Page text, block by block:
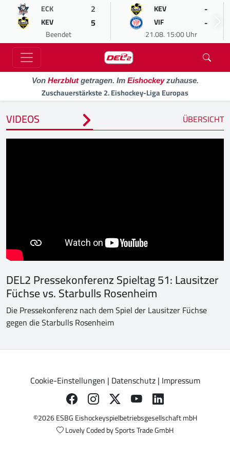
ECK 2
KEV 5
Beendet
KEV -
VIF -
21.08. 15:00 Uhr
Von Herzblutgetragen. Im Eishockeyzuhause.
Zuschauerstärkste 2. Eishockey-Liga Europas
VIDEOS ÜBERSICHT
DEL2 Pressekonferenz Spieltag 51: Lausitzer
Füchse vs. Starbulls Rosenheim
Die Pressekonferenz nach dem Spiel der Lausitzer Füchse
gegen die Starbulls Rosenheim
Cookie-Einstellungen | Datenschutz| Impressum
©2026 ESBG Eishockeyspielbetriebsgesellschaft mbH
Lovely Coded bySports Trade GmbH